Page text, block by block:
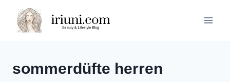
Inhalt
springen
sommerdüfte herren